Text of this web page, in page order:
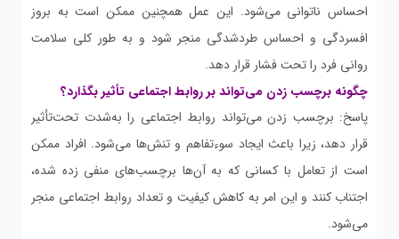
احساس ناتوانی می‌شود. این عمل همچنین ممکن است به بروز
افسردگی و احساس طردشدگی منجر شود و به طور کلی سلامت
روانی فرد را تحت فشار قرار دهد.
چگونه برچسب زدن می‌تواند بر روابط اجتماعی تأثیر بگذارد؟
پاسخ: برچسب زدن می‌تواند روابط اجتماعی را به‌شدت تحت‌تأثیر
قرار دهد، زیرا باعث ایجاد سوءتفاهم و تنش‌ها می‌شود. افراد ممکن
است از تعامل با کسانی که به آن‌ها برچسب‌های منفی زده شده،
اجتناب کنند و این امر به کاهش کیفیت و تعداد روابط اجتماعی منجر
می‌شود.